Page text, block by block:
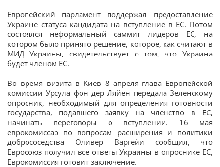
Европейский парламент поддержал предоставление
Украине статуса кандидата на вступление в ЕС. Потом
состоялся неформальный саммит лидеров ЕС, на
котором было принято решение, которое, как считают в
МИД Украины, свидетельствует о том, что Украина
будет членом ЕС.
Во время визита в Киев 8 апреля глава Европейской
комиссии Урсула фон дер Ляйен передала Зеленскому
опросник, необходимый для определения готовности
государства, подавшего заявку на членство в ЕС,
начинать переговоры о вступлении. 16 мая
еврокомиссар по вопросам расширения и политики
добрососедства Оливер Варгейи сообщил, что
Евросоюз получил все ответы Украины в опроснике ЕС,
Еврокомиссия готовит заключение.